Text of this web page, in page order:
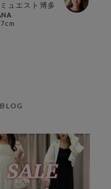
ュエスト博多